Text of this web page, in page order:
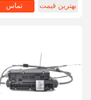
بهترین قیمت
تماس